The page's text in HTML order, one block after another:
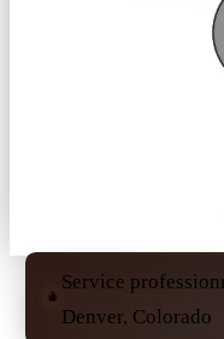
Service
Denver, Colorado